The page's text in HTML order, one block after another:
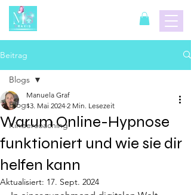
Beitrag
Blogs
Kindercoaching
Blogs
Warum Online-Hypnose
funktioniert und wie sie dir
helfen kann
Manuela Graf
13. Mai 2024 2 Min. Lesezeit
Aktualisiert: 17. Sept. 2024